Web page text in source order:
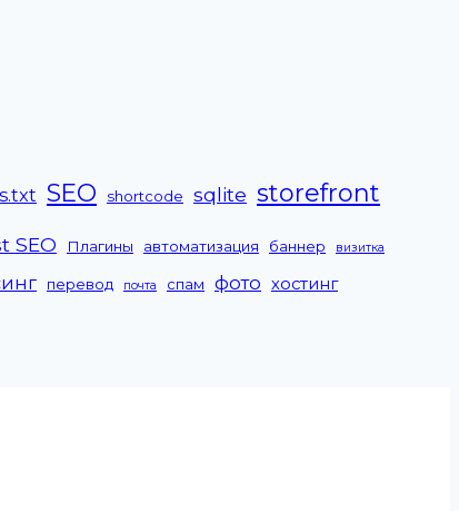
SEO shortcode sqlite storefront
SEO Плагины автоматизация баннер визитка
перевод почта спам фото хостинг